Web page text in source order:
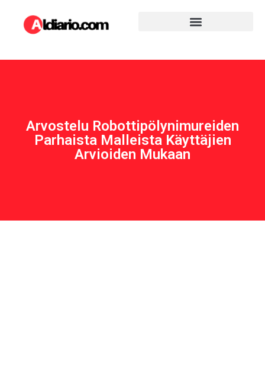
Arvostelu Robottipölynimureiden
Parhaista Malleista Käyttäjien
Arvioiden Mukaan